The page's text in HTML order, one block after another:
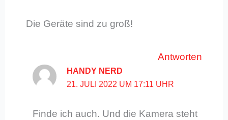
Die Geräte sind zu groß!
Antworten
HANDY NERD
21. JULI 2022 UM 17:11 UHR
Finde ich auch. Und die Kamera steht